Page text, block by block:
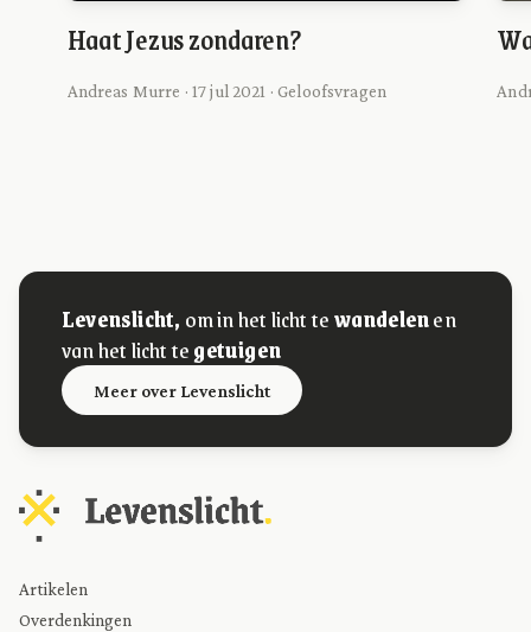
Haat Jezus zondaren?
Andreas Murre · 17 jul 2021 · Geloofsvragen
Levenslicht, om in het licht tewandelenen
van het licht tegetuigen
Meer over Levenslicht
Artikelen
Overdenkingen